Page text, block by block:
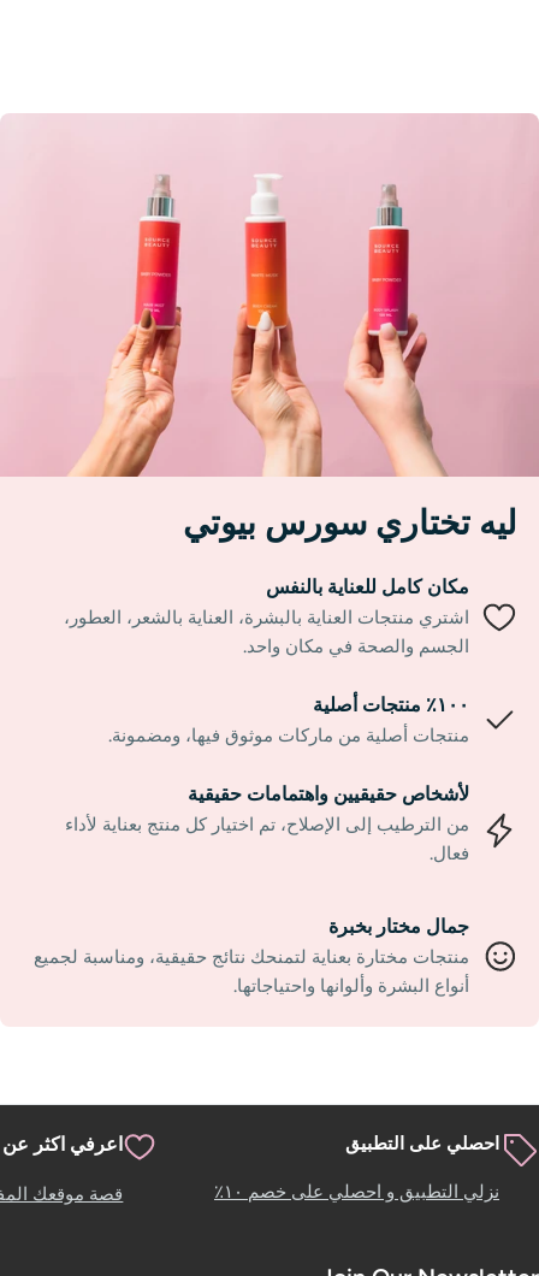
ليه تختاري سورس بيوتي
مكان كامل للعناية بالنفس
اشتري منتجات العناية بالبشرة، العناية بالشعر، العطور،
الجسم والصحة في مكان واحد.
١٠٠٪ منتجات أصلية
منتجات أصلية من ماركات موثوق فيها، ومضمونة.
لأشخاص حقيقيين واهتمامات حقيقية
من الترطيب إلى الإصلاح، تم اختيار كل منتج بعناية لأداء
فعال.
جمال مختار بخبرة
منتجات مختارة بعناية لتمنحك نتائج حقيقية، ومناسبة لجميع
أنواع البشرة وألوانها واحتياجاتها.
احصلي على التطبيق
نزلي التطبيق و احصلي على خصم ١٠٪
اعرفي اكثر
قصة موقعك